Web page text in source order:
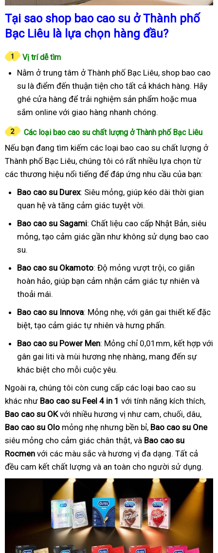
Tại sao shop bao cao su ở Thành phố
Bạc Liêu là lựa chọn hàng đầu?
Vị trí dễ tìm
Nằm ở trung tâm ở Thành phố Bạc Liêu, shop bao cao
su là điểm đến thuận tiện cho tất cả khách hàng. Hãy
ghé cửa hàng để trải nghiệm sản phẩm hoặc mua
sắm online với giao hàng nhanh chóng.
Các loại bao cao su chất lượng ở Thành phố Bạc Liêu
Nếu bạn đang tìm kiếm các loại bao cao su chất lượng ở
Thành phố Bạc Liêu, chúng tôi có rất nhiều lựa chọn từ
các thương hiệu nổi tiếng để đáp ứng nhu cầu của bạn:
Bao cao su Durex: Siêu mỏng, giúp kéo dài thời gian
quan hệ và tăng cảm giác tuyệt vời.
Bao cao su Sagami: Chất liệu cao cấp Nhật Bản, siêu
mỏng, tạo cảm giác gần như không sử dụng bao cao
su.
Bao cao su Okamoto: Độ mỏng vượt trội, co giãn
hoàn hảo, giúp bạn cảm nhận cảm giác tự nhiên và
thoải mái.
Bao cao su Innova: Mỏng nhẹ, với gân gai thiết kế đặc
biệt, tạo cảm giác tự nhiên và hưng phấn.
Bao cao su Power Men: Mỏng chỉ 0,01mm, kết hợp với
gân gai liti và mùi hương nhẹ nhàng, mang đến sự
khác biệt cho mỗi cuộc yêu.
Ngoài ra, chúng tôi còn cung cấp các loại bao cao su
khác như Bao cao su Feel 4 in 1 với tính năng kích thích,
Bao cao su OKvới nhiều hương vị như cam, chuối, dâu,
Bao cao su Olo mỏng nhẹ nhưng bền bỉ, Bao cao su One
siêu mỏng cho cảm giác chân thật, và Bao cao su
Rocmen với các màu sắc và hương vị đa dạng. Tất cả
đều cam kết chất lượng và an toàn cho người sử dụng.